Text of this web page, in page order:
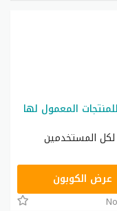
وفر 80% حتى للمنتجات المعمول لها
المستخدمين
عرض الكوبون